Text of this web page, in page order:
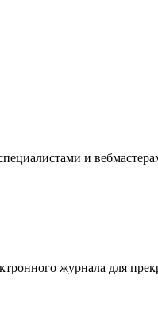
и
журнала для